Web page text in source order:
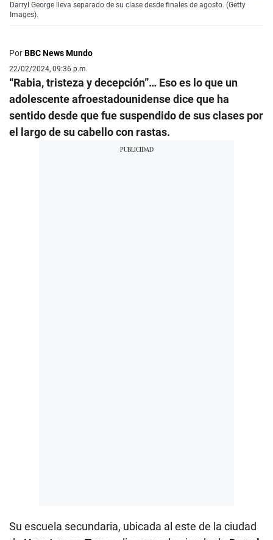
Darryl George lleva separado de su clase desde finales de agosto. (Getty
Images).
PorBBC News Mundo
22/02/2024, 09:36 p.m.
“Rabia, tristeza y decepción”… Eso es lo que un
adolescente afroestadounidense dice que ha
sentido desde que fue suspendido de sus clases por
el largo de su cabello con rastas.
Su escuela secundaria, ubicada al este de la ciudad